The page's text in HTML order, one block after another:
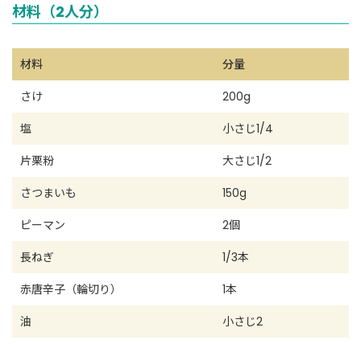
材料（2人分）
材料
分量
さけ
200g
塩
小さじ1/4
片栗粉
大さじ1/2
さつまいも
150g
ピーマン
2個
長ねぎ
1/3本
赤唐辛子（輪切り）
1本
油
小さじ2